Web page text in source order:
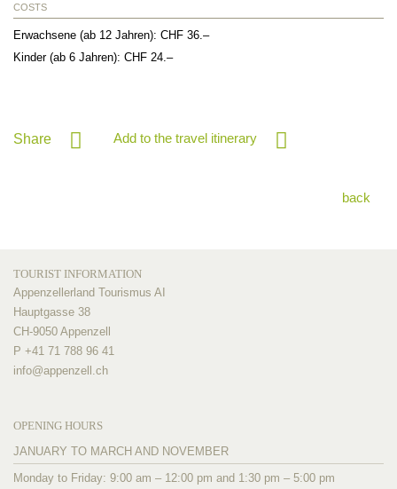
COSTS
Erwachsene (ab 12 Jahren): CHF 36.–
Kinder (ab 6 Jahren): CHF 24.–
Share Add to the travel itinerary
back
TOURIST INFORMATION
Appenzellerland Tourismus AI
Hauptgasse 38
CH-9050 Appenzell
P +41 71 788 96 41
info@appenzell.ch
OPENING HOURS
JANUARY TO MARCH AND NOVEMBER
Monday to Friday: 9:00 am – 12:00 pm and 1:30 pm – 5:00 pm